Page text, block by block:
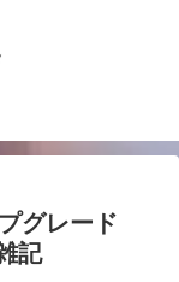
グレード
記